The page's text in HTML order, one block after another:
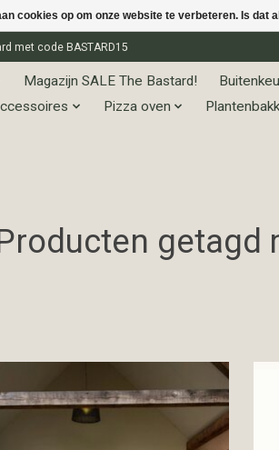
met code BASTARD15
Magazijn SALE The Bastard!
Pizza oven
getagd
cookies op om onze website te verbeteren. Is dat